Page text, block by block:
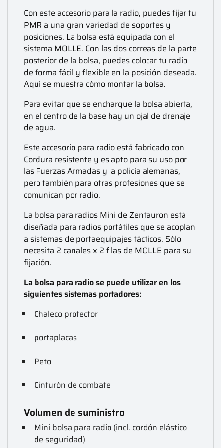
Con este accesorio para la radio, puedes fijar tu
PMR a una gran variedad de soportes y
posiciones. La bolsa está equipada con el
sistema MOLLE. Con las dos correas de la parte
posterior de la bolsa, puedes colocar tu radio
de forma fácil y flexible en la posición deseada.
Aquí se muestra cómo montar la bolsa.
Para evitar que se encharque la bolsa abierta,
en el centro de la base hay un ojal de drenaje
de agua.
Este accesorio para radio está fabricado con
Cordura resistente y es apto para su uso por
las Fuerzas Armadas y la policía alemanas,
pero también para otras profesiones que se
comunican por radio.
La bolsa para radios Mini de Zentauron está
diseñada para radios portátiles que se acoplan
a sistemas de portaequipajes tácticos. Sólo
necesita 2 canales x 2 filas de MOLLE para su
fijación.
La bolsa para radio se puede utilizar en los
siguientes sistemas portadores:
Chaleco protector
portaplacas
Peto
Cinturón de combate
Volumen de suministro
Mini bolsa para radio (incl. cordón elástico
de seguridad)